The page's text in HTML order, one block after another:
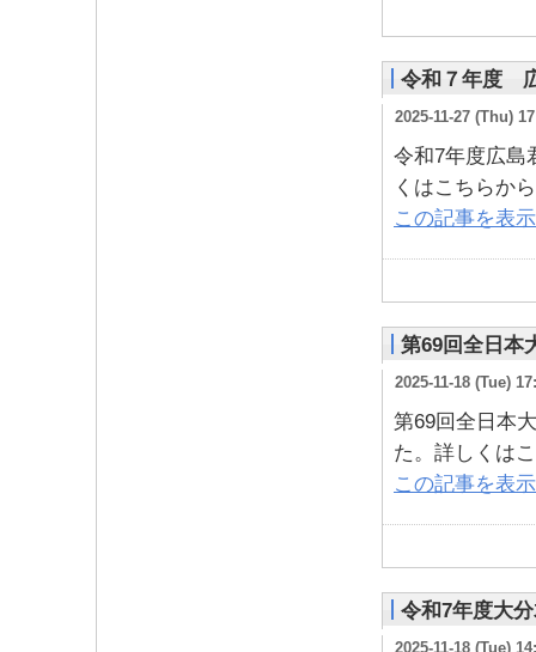
令和７年度
2025-11-27 (Thu)
令和7年度広島
くはこちらか
この記事を表示
第69回全日本
2025-11-18 (Tue)
第69回全日本
た。詳しくは
この記事を表示
令和7年度大
2025-11-18 (Tue)